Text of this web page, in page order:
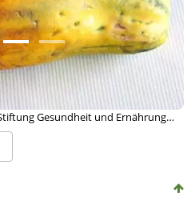
Gesundheit und Ernährung